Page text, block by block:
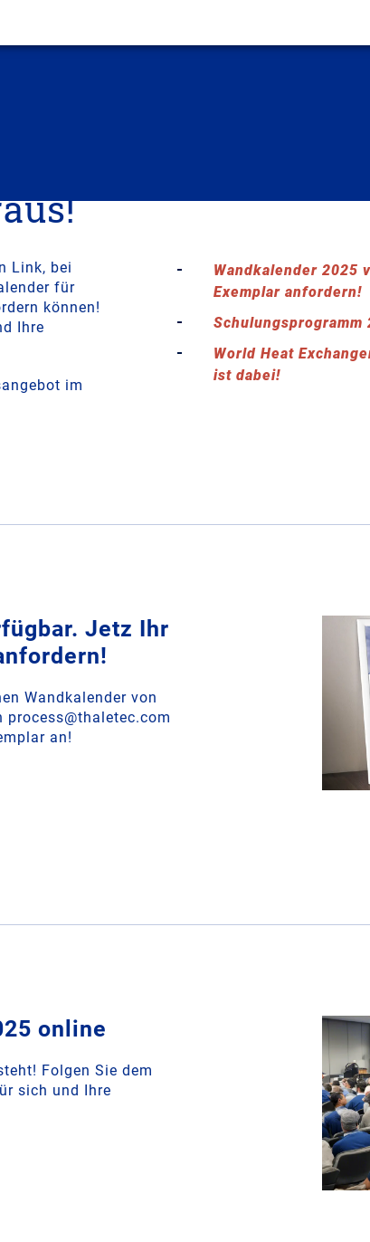
Link, bei
für
können!
Ihre
im
Wandkalender 2025
Exemplar anfordern!
Schulungsprogramm
World Heat
ist dabei!
Jetz Ihr
Wandkalender von
process@thaletec.com
an!
online
Folgen Sie dem
sich und Ihre